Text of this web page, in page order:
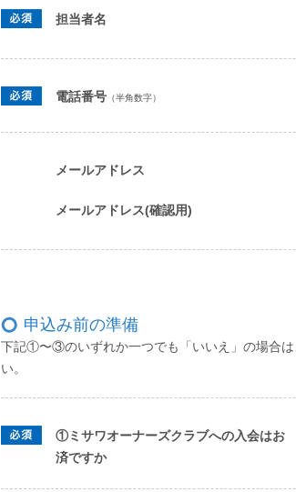
担当者名
電話番号 （半角数字）
メールアドレス
メールアドレス(確認用)
申込み前の準備
下記①〜③のいずれか一つでも「いいえ」の場合は
い。
①ミサワオーナーズクラブへの入会はお
済ですか